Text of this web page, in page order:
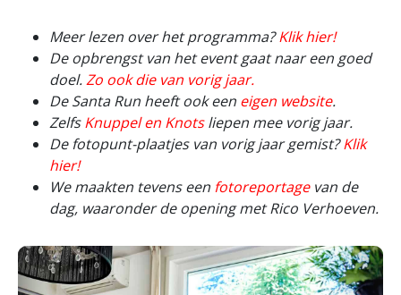
Meer lezen over het programma?Klik hier!
De opbrengst van het event gaat naar een goed
doel.Zo ook die van vorig jaar.
De Santa Run heeft ook een eigen website.
ZelfsKnuppel en Knotsliepen mee vorig jaar.
De fotopunt-plaatjes van vorig jaar gemist?Klik
hier!
We maakten tevens een fotoreportage van de
dag, waaronder de opening met Rico Verhoeven.